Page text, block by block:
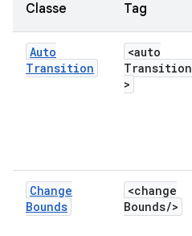
Classe Tag
Auto
Transition
<auto
Transition
>
Change
Bounds
<change
Bounds/>